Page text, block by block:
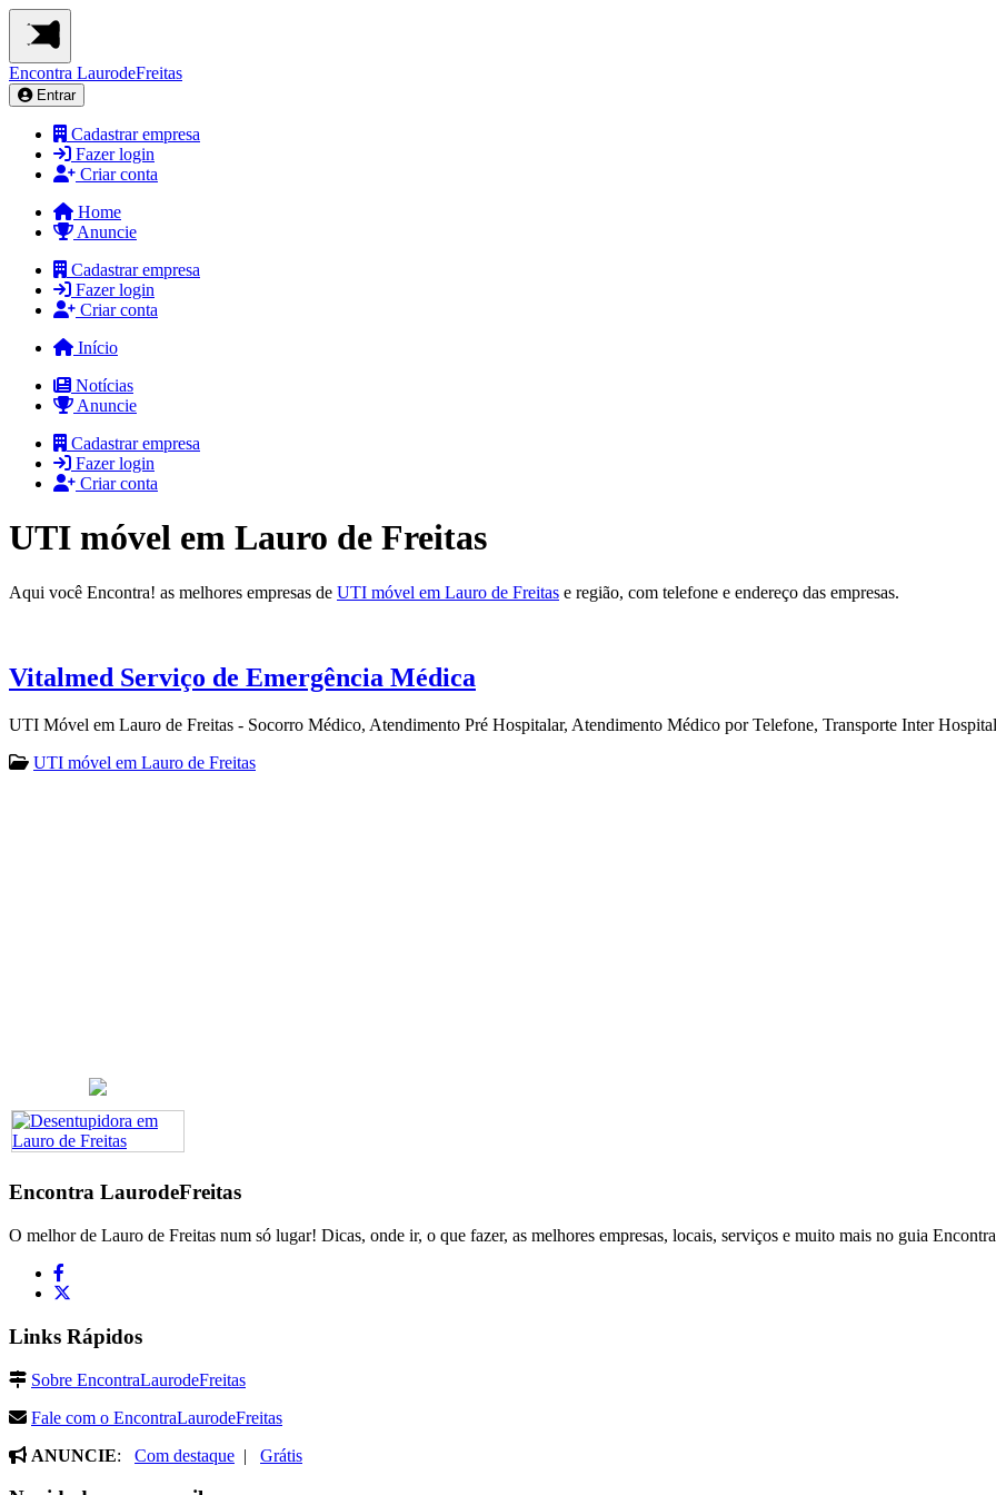
Encontra LaurodeFreitas
Entrar
Cadastrar empresa
Fazer login
Criar conta
Home
Anuncie
Cadastrar empresa
Fazer login
Criar conta
Início
Notícias
Anuncie
Cadastrar empresa
Fazer login
Criar conta
UTI móvel em Lauro de Freitas
Aqui você Encontra! as melhores empresas de UTI móvel em Lauro de Freitas e região, com telefone e endereço das empresas.
Vitalmed Serviço de Emergência Médica
UTI Móvel em Lauro de Freitas - Socorro Médico, Atendimento Pré Hospitalar, Atendimento Médico por Telefone, Transporte Inter
UTI móvel em Lauro de Freitas
Encontra LaurodeFreitas
O melhor de Lauro de Freitas num só lugar! Dicas, onde ir, o que fazer, as melhores empresas, locais, serviços e muito mais no guia
Links Rápidos
Sobre EncontraLaurodeFreitas
Fale com o EncontraLaurodeFreitas
ANUNCIE: Com destaque | Grátis